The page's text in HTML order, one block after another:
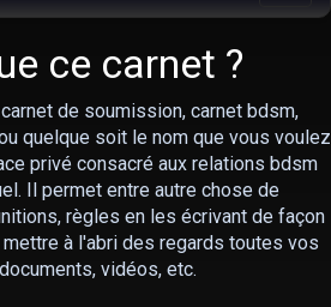
ce carnet ?
de soumission, carnet bdsm,
quelque soit le nom que vous voulez
privé consacré aux relations bdsm
Il permet entre autre chose de
règles en les écrivant de façon
à l'abri des regards toutes vos
vidéos, etc.